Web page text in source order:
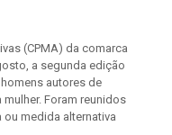
(CPMA) da comarca
a segunda edição
autores de
Foram reunidos
medida alternativa